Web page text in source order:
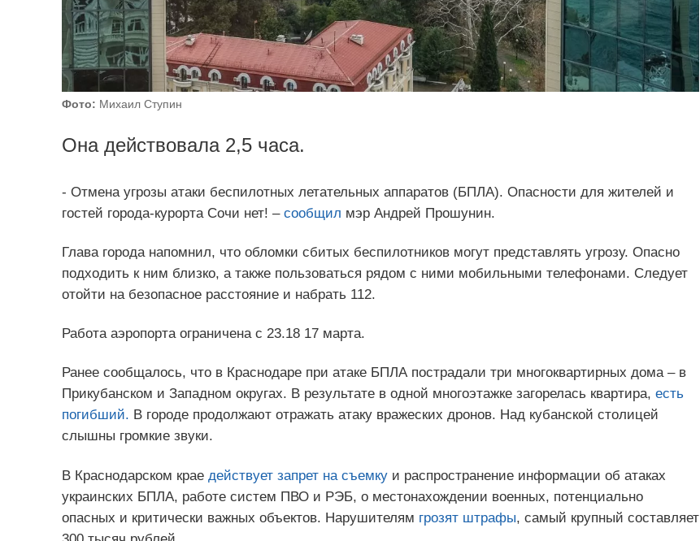
Фото: Михаил Ступин
Она действовала 2,5 часа.
- Отмена угрозы атаки беспилотных летательных аппаратов (БПЛА). Опасности для жителей и
гостей города-курорта Сочи нет! – сообщил мэр Андрей Прошунин.
Глава города напомнил, что обломки сбитых беспилотников могут представлять угрозу. Опасно
подходить к ним близко, а также пользоваться рядом с ними мобильными телефонами. Следует
отойти на безопасное расстояние и набрать 112.
Работа аэропорта ограничена с 23.18 17 марта.
Ранее сообщалось, что в Краснодаре при атаке БПЛА пострадали три многоквартирных дома – в
Прикубанском и Западном округах. В результате в одной многоэтажке загорелась квартира, есть
погибший. В городе продолжают отражать атаку вражеских дронов. Над кубанской столицей
слышны громкие звуки.
В Краснодарском крае действует запрет на съемкуи распространение информации об атаках
украинских БПЛА, работе систем ПВО и РЭБ, о местонахождении военных, потенциально
опасных и критически важных объектов. Нарушителям грозят штрафы, самый крупный составляет